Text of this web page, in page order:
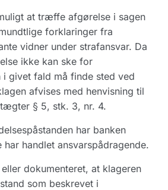
at træffe afgørelse i sagen
forklaringer fra
vidner under strafansvar. Da
ikke kan ske for
givet fald må finde sted ved
afvises med henvisning til
§ 5, stk. 3, nr. 4.
har banken
handlet ansvarspådragende.
dokumenteret, at klageren
som beskrevet i